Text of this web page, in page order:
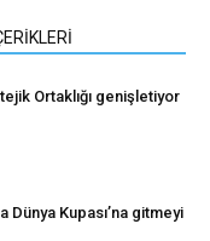
Ortaklığı genişletiyor
Dünya Kupası’na gitmeyi